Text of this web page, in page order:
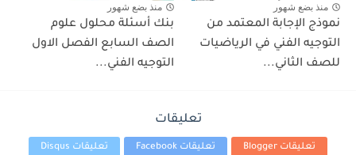
منذ بضع شهور
نموذج الإجابة المعتمد من
التوجيه الفني في الرياضيات
للصف الثاني...
منذ بضع شهور
بنك أسئلة محلول علوم
الصف السابع الفصل الاول
التوجيه الفني...
تعليقات
تعليقات Blogger تعليقات Facebook تعليقات Disqus